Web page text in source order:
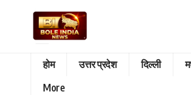
होम उत्तर प्रदेश दिल्ली
More